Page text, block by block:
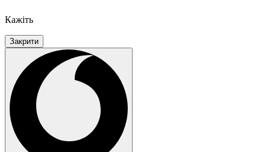
Кажіть
Закрити